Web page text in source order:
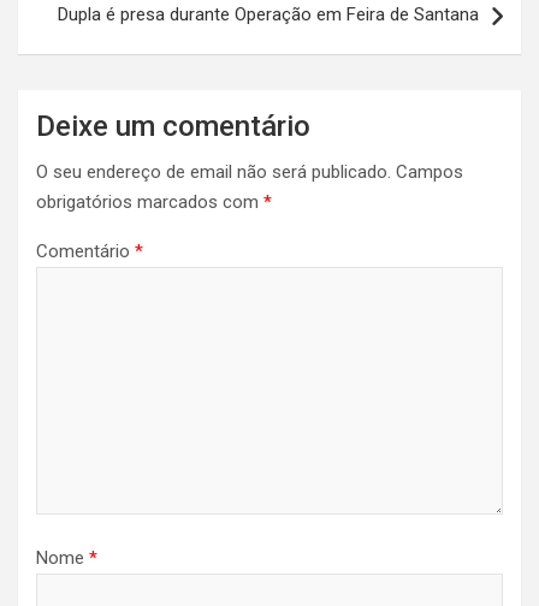
Dupla é presa durante Operação em Feira de Santana
Deixe um comentário
O seu endereço de email não será publicado. Campos
obrigatórios marcados com *
Comentário *
Nome *